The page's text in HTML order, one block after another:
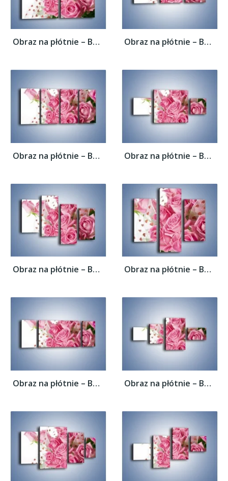
Obraz na płótnie – Bukiet pełny miłości –... Obraz na płótnie – Bukiet pełny miłości –...
Obraz na płótnie – Bukiet pełny miłości –... Obraz na płótnie – Bukiet pełny miłości –...
Obraz na płótnie – Bukiet pełny miłości –... Obraz na płótnie – Bukiet pełny miłości –...
Obraz na płótnie – Bukiet pełny miłości –... Obraz na płótnie – Bukiet pełny miłości –...